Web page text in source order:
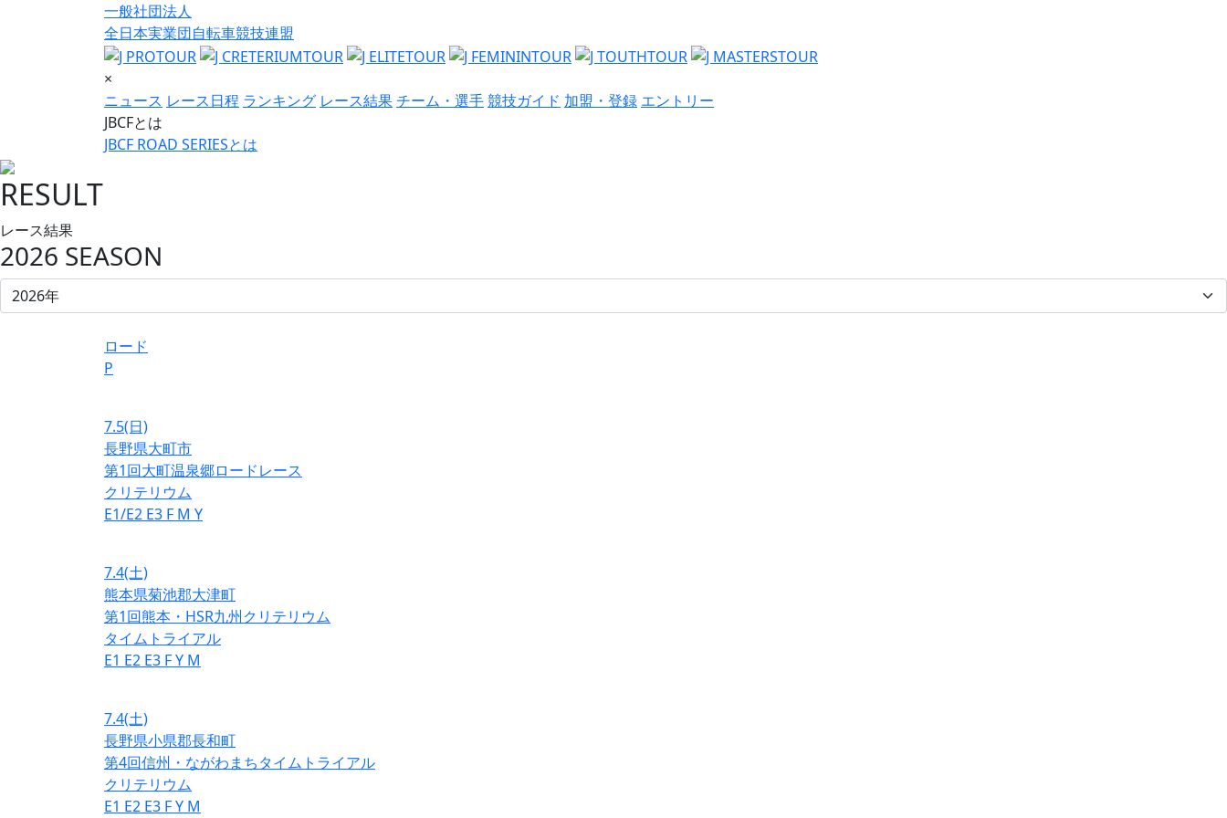
一般社団法人
全日本実業団自転車競技連盟
×
ニュース レース日程 ランキング レース結果チーム・選手競技ガイド 加盟・登録 エントリー
JBCFとは
JBCF ROAD SERIESとは
RESULT
レース結果
2026 SEASON
ロード
P
7.5(日)
長野県大町市
第1回大町温泉郷ロードレース
クリテリウム
E1/E2 E3 F M Y
7.4(土)
熊本県菊池郡大津町
第1回熊本・HSR九州クリテリウム
タイムトライアル
E1 E2 E3 FY M
7.4(土)
長野県小県郡長和町
第4回信州・ながわまちタイムトライアル
クリテリウム
E1 E2 E3 FY M